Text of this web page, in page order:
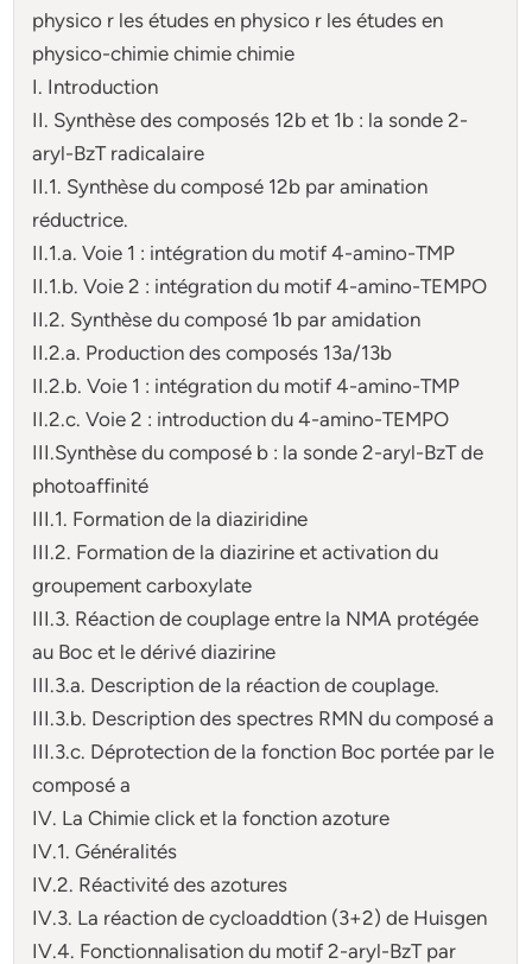
physico r les études en physico r les études en
physico-chimie chimie chimie
I. Introduction
II. Synthèse des composés 12b et 1b : la sonde 2-
aryl-BzT radicalaire
II.1. Synthèse du composé 12b par amination
réductrice.
II.1.a. Voie 1 : intégration du motif 4-amino-TMP
II.1.b. Voie 2 : intégration du motif 4-amino-TEMPO
II.2. Synthèse du composé 1b par amidation
II.2.a. Production des composés 13a/13b
II.2.b. Voie 1 : intégration du motif 4-amino-TMP
II.2.c. Voie 2 : introduction du 4-amino-TEMPO
III.Synthèse du composé b : la sonde 2-aryl-BzT de
photoaffinité
III.1. Formation de la diaziridine
III.2. Formation de la diazirine et activation du
groupement carboxylate
III.3. Réaction de couplage entre la NMA protégée
au Boc et le dérivé diazirine
III.3.a. Description de la réaction de couplage.
III.3.b. Description des spectres RMN du composé a
III.3.c. Déprotection de la fonction Boc portée par le
composé a
IV. La Chimie click et la fonction azoture
IV.1. Généralités
IV.2. Réactivité des azotures
IV.3. La réaction de cycloaddtion (3+2) de Huisgen
IV.4. Fonctionnalisation du motif 2-aryl-BzT par